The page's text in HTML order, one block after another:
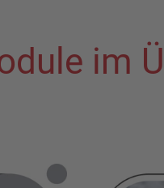
im